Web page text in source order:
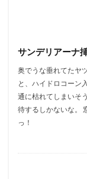
サンデリアーナ
奥でうな垂れてたヤ
と、ハイドロコーン
通に枯れてしまいそ
待するしかないな。
っ！